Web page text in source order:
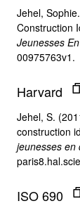
Jehel,
Construction
Jeunesses
00975763v1.
Harvard
Jehel, S.
construction
jeunesses en
ISO 690